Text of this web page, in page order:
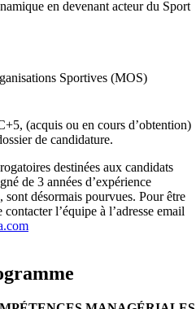
en devenant acteur du Sport
Sportives (MOS)
(acquis ou en cours d’obtention)
de candidature.
destinées aux candidats
de 3 années d’expérience
désormais pourvues. Pour être
l’équipe à l’adresse email